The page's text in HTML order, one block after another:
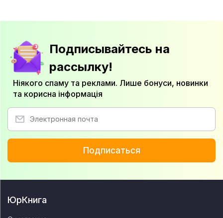
Подписывайтесь на
рассылку!
Ніякого спаму та реклами. Лише бонуси, новинки
та корисна інформація
Подписаться
ЮрКнига